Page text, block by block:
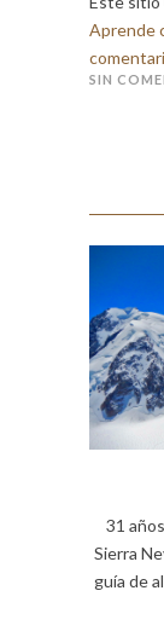
Aprende
SIN
31
Sierra
guía de